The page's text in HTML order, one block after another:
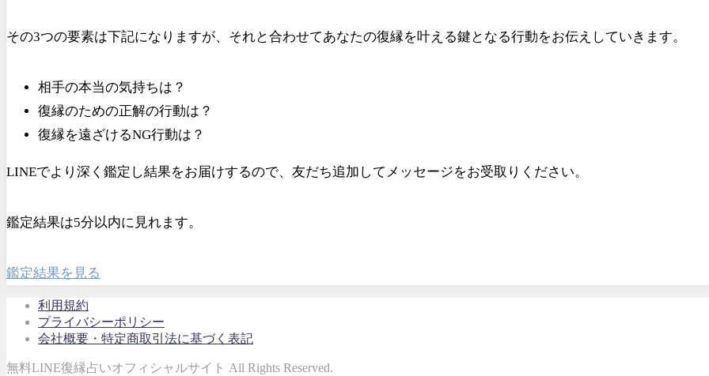
その3つの要素は下記になりますが、それと合わせてあなたの復縁を叶える鍵となる行動をお伝えしていきます。
相手の本当の気持ちは？
復縁のための正解の行動は？
復縁を遠ざけるNG行動は？
LINEでより深く鑑定し結果をお届けするので、友だち追加してメッセージをお受取りください。
鑑定結果は5分以内に見れます。
鑑定結果を見る
利用規約
プライバシーポリシー
会社概要・特定商取引法に基づく表記
無料LINE復縁占いオフィシャルサイト All Rights Reserved.